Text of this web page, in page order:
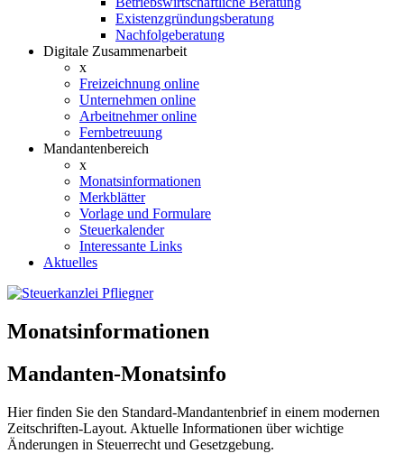
Existenzgründungsberatung
Nachfolgeberatung
Digitale Zusammenarbeit
x
Freizeichnung online
Unternehmen online
Arbeitnehmer online
Fernbetreuung
Mandantenbereich
x
Monatsinformationen
Merkblätter
Vorlage und Formulare
Steuerkalender
Interessante Links
Aktuelles
Monatsinformationen
Mandanten-Monatsinfo
Hier finden Sie den Standard-Mandantenbrief in einem modernen
Zeitschriften-Layout. Aktuelle Informationen über wichtige
Änderungen in Steuerrecht und Gesetzgebung.